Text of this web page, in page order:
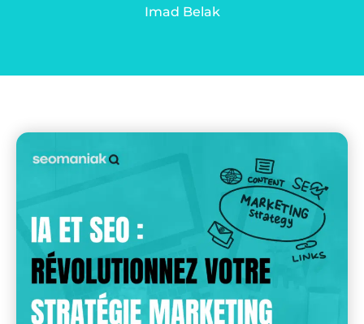
Imad Belak